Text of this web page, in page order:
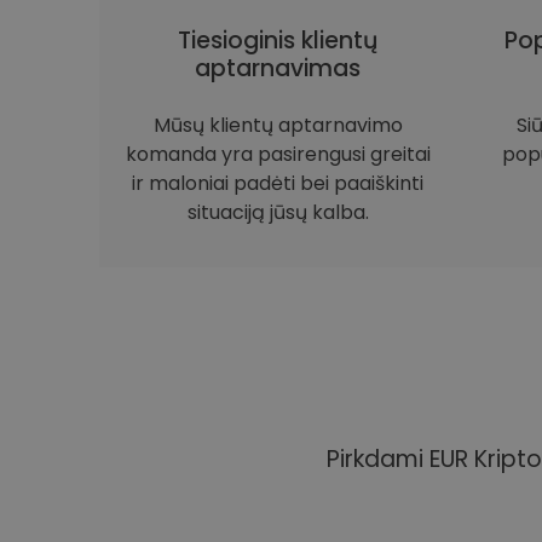
Tiesioginis klientų
aptarnavimas
Mūsų klientų aptarnavimo
komanda yra pasirengusi greitai
ir maloniai padėti bei paaiškinti
situaciją jūsų kalba.
Pirkdami EUR